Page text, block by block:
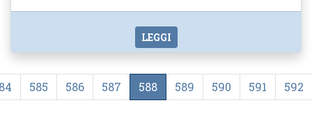
LEGGI
585 586 587 588 589 590 591 592